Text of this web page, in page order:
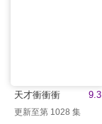
9.3
天才衝衝衝
更新至第 1028 集